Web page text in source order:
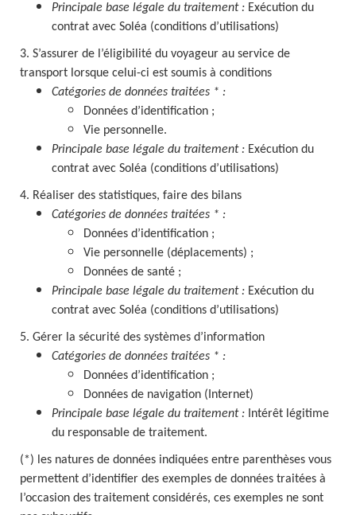
Principale base légale du traitement : Exécution du
contrat avec Soléa (conditions d’utilisations)
3. S’assurer de l’éligibilité du voyageur au service de
transport lorsque celui-ci est soumis à conditions
Catégories de données traitées * :
Données d’identification ;
Vie personnelle.
Principale base légale du traitement : Exécution du
contrat avec Soléa (conditions d’utilisations)
4. Réaliser des statistiques, faire des bilans
Catégories de données traitées * :
Données d’identification ;
Vie personnelle (déplacements) ;
Données de santé ;
Principale base légale du traitement : Exécution du
contrat avec Soléa (conditions d’utilisations)
5. Gérer la sécurité des systèmes d’information
Catégories de données traitées * :
Données d’identification ;
Données de navigation (Internet)
Principale base légale du traitement : Intérêt légitime
du responsable de traitement.
(*) les natures de données indiquées entre parenthèses vous
permettent d’identifier des exemples de données traitées à
l’occasion des traitement considérés, ces exemples ne sont